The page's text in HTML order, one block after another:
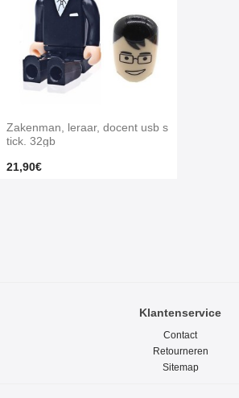
Zakenman, leraar, docent usb s
tick. 32gb
21,90€
Klantenservice
Contact
Retourneren
Sitemap